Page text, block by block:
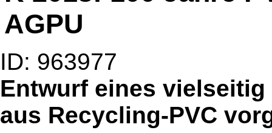
AGPU
ID: 963977
Entwurf eines
aus Recycling-PVC